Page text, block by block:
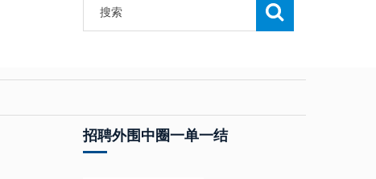
招聘外围中圈一单一结